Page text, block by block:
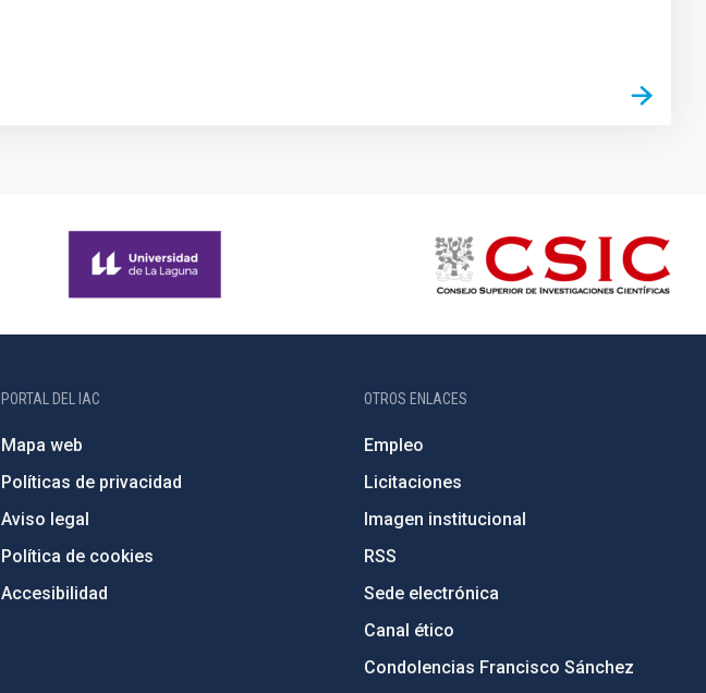
PORTAL DEL IAC
Mapa web
Políticas de privacidad
Aviso legal
Política de cookies
Accesibilidad
OTROS ENLACES
Empleo
Licitaciones
Imagen institucional
RSS
Sede electrónica
Canal ético
Condolencias Francisco Sánchez